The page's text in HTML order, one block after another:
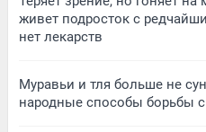
живет подросток с
нет лекарств
Муравьи и тля больше не
народные способы борьбы